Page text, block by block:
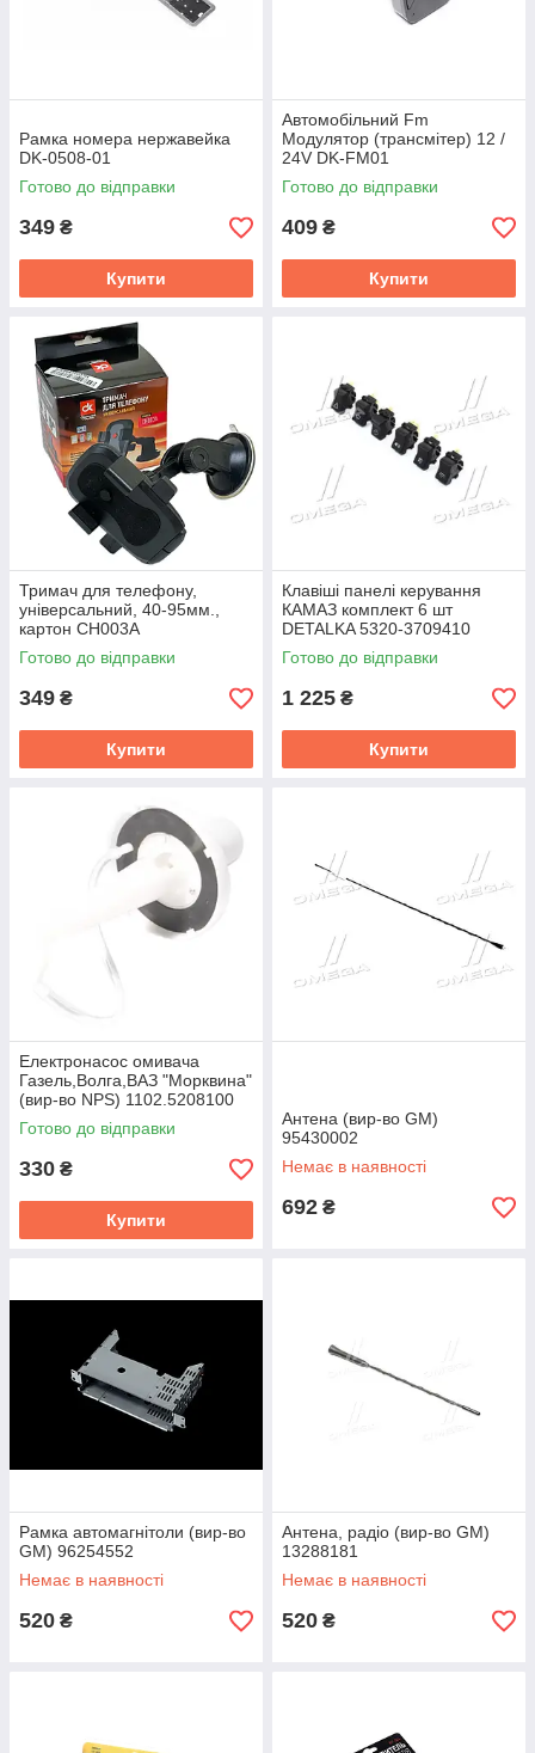
Рамка номера нержавейка
DK-0508-01
Готово до відправки
349 ₴
Купити
Автомобільний Fm
Модулятор (трансмітер) 12 /
24V DK-FM01
Готово до відправки
409 ₴
Купити
Тримач для телефону,
універсальний, 40-95мм.,
картон CH003A
Готово до відправки
349 ₴
Купити
Клавіші панелі керування
КАМАЗ комплект 6 шт
DETALKA 5320-3709410
Готово до відправки
1 225 ₴
Купити
Електронасос омивача
Газель,Волга,ВАЗ "Морквина"
(вир-во NPS) 1102.5208100
Готово до відправки
330 ₴
Купити
Антена (вир-во GM)
95430002
Немає в наявності
692 ₴
Рамка автомагнітоли (вир-во
GM) 96254552
Немає в наявності
520 ₴
Антена, радіо (вир-во GM)
13288181
Немає в наявності
520 ₴